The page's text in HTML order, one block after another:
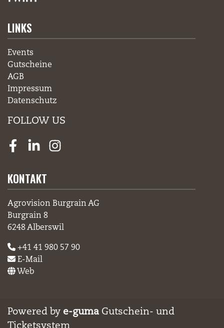
LINKS
Events
Gutscheine
AGB
Impressum
Datenschutz
FOLLOW US
FacebookLinkedInInstagram
KONTAKT
Agrovision Burgrain AG
Burgrain 8
6248 Alberswil
+41 41 980 57 90
E-Mail
Web
Powered by e-guma Gutschein- und
Ticketsystem